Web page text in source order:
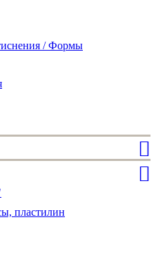
/ Формы
пластилин